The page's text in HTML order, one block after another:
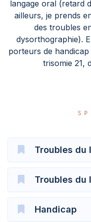
langage oral (retard
ailleurs, je prends
des troubles
dysorthographie).
porteurs de
trisomie 21,
Troubles du
Troubles du
Handicap